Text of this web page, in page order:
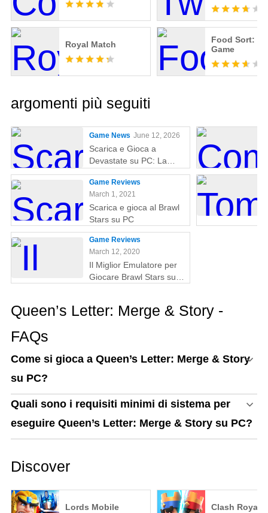
Royal Match
Food Sort:
Game
argomenti più seguiti
Game News June 12, 2026
Scarica e Gioca a
Devastate su PC: La
Guida Definitiva al
Gaming con MEmu Play
Game Reviews
March 1, 2021
Scarica e gioca al Brawl
Stars su PC
Game Reviews
March 12, 2020
Il Miglior Emulatore per
Giocare Brawl Stars su
Queen’s Letter: Merge & Story -
FAQs
Come si gioca a Queen’s Letter: Merge & Story
su PC?
Quali sono i requisiti minimi di sistema per
eseguire Queen’s Letter: Merge & Story su PC?
Discover
Lords Mobile Clash Royale